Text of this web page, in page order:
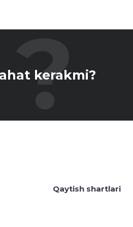
kerakmi?
Qaytish shartlari